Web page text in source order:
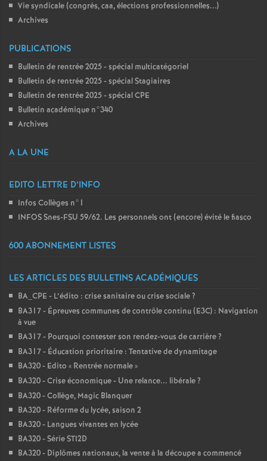
Vie syndicale (congrès, caa, élections professionnelles...)
Archives
PUBLICATIONS
Bulletin de rentrée 2025 - spécial multicatégoriel
Bulletin de rentrée 2025 - spécial Stagiaires
Bulletin de rentrée 2025 - spécial CPE
Bulletin académique n°340
Archives
A LA UNE
EDITO LETTRE D’INFO
Infos Collèges n°1
INFOS Snes-FSU 59/62. Les personnels ont (encore) évité le fiasco
600 ABONNEMENT LISTES
LES ARTICLES DES BULLETINS ACADÉMIQUES
BA_CPE - L’édito : crise sanitaire ou crise sociale?
BA317 - Épreuves communes de contrôle continu (E3C) : Navigation
à vue
BA317 - Pourquoi contester son rendez-vous de carrière?
BA317 - Éducation prioritaire : Tentative de dynamitage
BA320 - Edito « Rentrée normale»
BA320 - Crise économique - Une relance... libérale?
BA320 - Collège, Magic Blanquer
BA320 - Réforme du lycée, saison 2
BA320 - Langues vivantes en lycée
BA320 - Série STI2D
BA320 - Diplômes nationaux, la vente à la découpe a commencé